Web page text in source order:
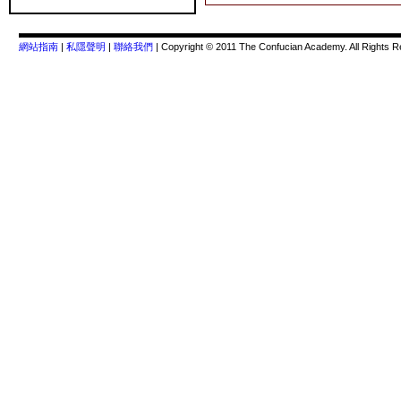
網站指南 | 私隱聲明 | 聯絡我們 | Copyright © 2011 The Confucian Academy. All Rights